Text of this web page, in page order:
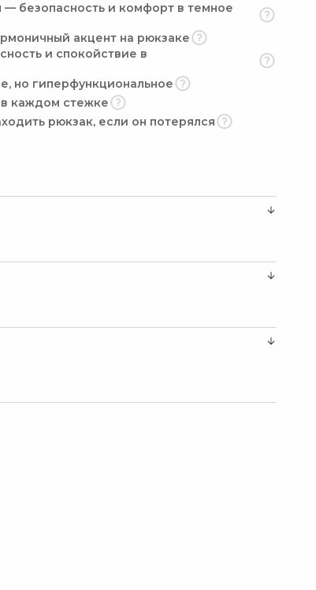
безопасность и комфорт в темное
акцент на рюкзаке
и спокойствие в
но гиперфункциональное
каждом стежке
рюкзак, если он потерялся